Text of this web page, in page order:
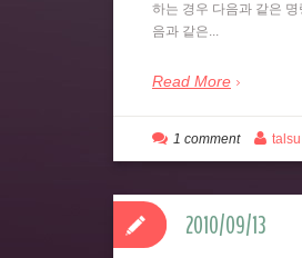
하는 경우 다음과 같은
음과 같은...
Read More
1 comment talsu
2010/09/13